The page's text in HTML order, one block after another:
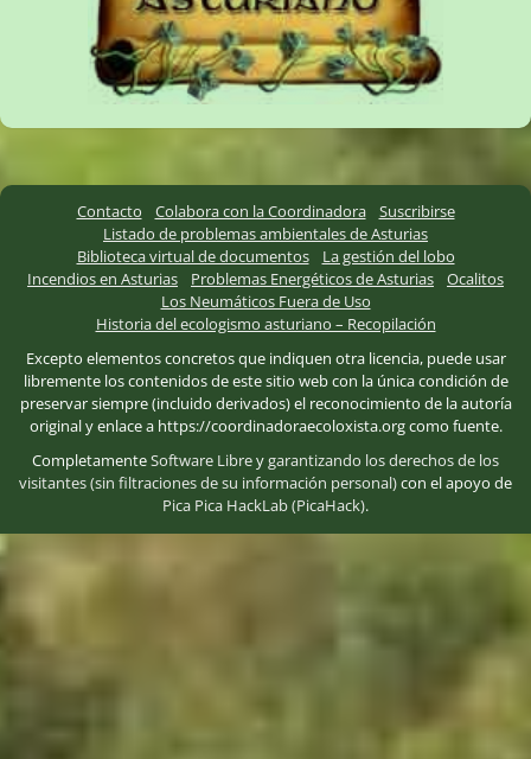
Contacto Colabora con la Coordinadora
Suscribirse
Listado de problemas ambientales de Asturias
Biblioteca virtual de documentos
La gestión del lobo
Incendios en Asturias
Problemas Energéticos de Asturias
Ocalitos
Los Neumáticos Fuera de Uso
Historia del ecologismo asturiano – Recopilación
Excepto elementos concretos que indiquen otra licencia, puede usar
libremente los contenidos de este sitio web con la única condición de
preservar siempre (incluido derivados) el reconocimiento de la autoría
original y enlace a https://coordinadoraecoloxista.org como fuente.
CompletamenteSoftware Libreygarantizando los derechos de los
visitantes (sin filtraciones de su información personal)con el apoyo de
Pica Pica HackLab (PicaHack).